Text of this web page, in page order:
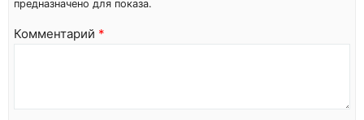
предназначено для показа.
Комментарий *